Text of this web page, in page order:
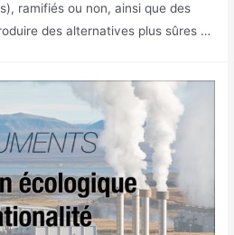
ramifiés ou non, ainsi que des
des alternatives plus sûres …